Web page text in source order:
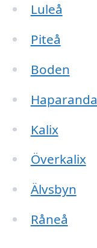
Luleå
Piteå
Boden
Haparanda
Kalix
Överkalix
Älvsbyn
Råneå